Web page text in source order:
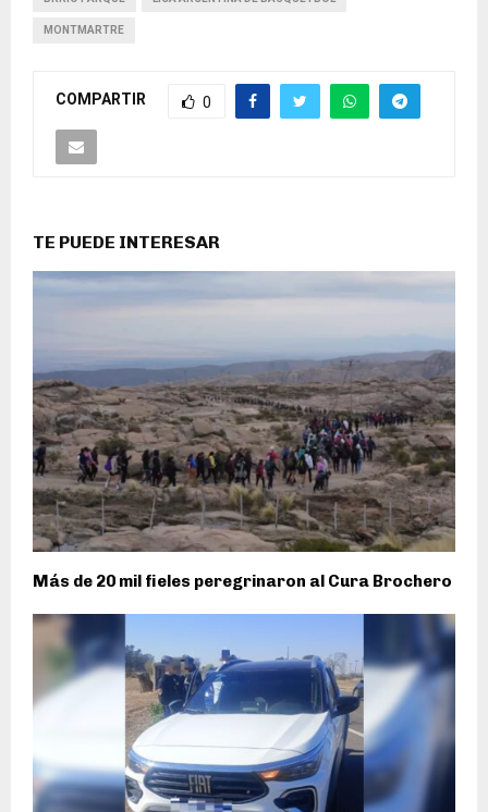
MONTMARTRE
COMPARTIR 0
TE PUEDE INTERESAR
Más de 20 mil fieles peregrinaron al Cura Brochero